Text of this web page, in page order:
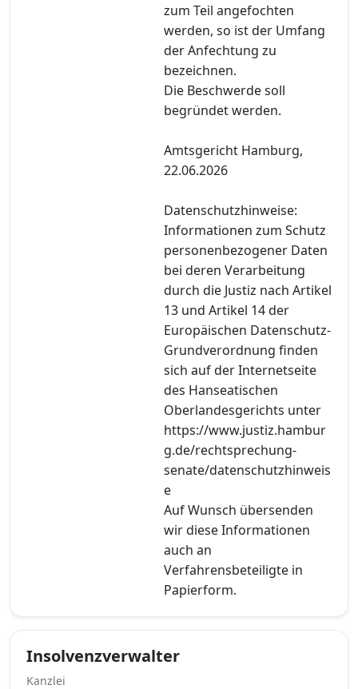
zum Teil angefochten
werden, so ist der Umfang
der Anfechtung zu
bezeichnen.
Die Beschwerde soll
begründet werden.
Amtsgericht Hamburg,
22.06.2026
Datenschutzhinweise:
Informationen zum Schutz
personenbezogener Daten
bei deren Verarbeitung
durch die Justiz nach Artikel
13 und Artikel 14 der
Europäischen Datenschutz-
Grundverordnung finden
sich auf der Internetseite
des Hanseatischen
Oberlandesgerichts unter
https://www.justiz.hambur
g.de/rechtsprechung-
senate/datenschutzhinweis
e
Auf Wunsch übersenden
wir diese Informationen
auch an
Verfahrensbeteiligte in
Papierform.
Insolvenzverwalter
Kanzlei